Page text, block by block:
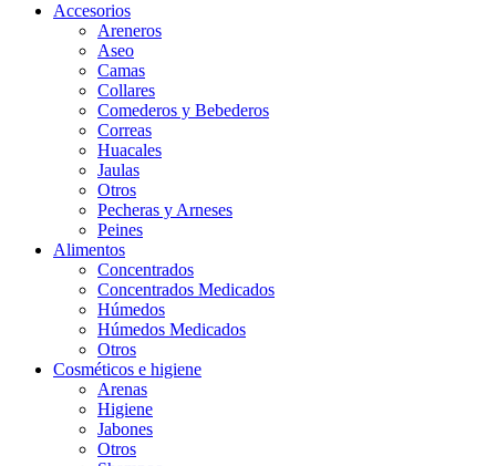
Accesorios
Areneros
Aseo
Camas
Collares
Comederos y Bebederos
Correas
Huacales
Jaulas
Otros
Pecheras y Arneses
Peines
Alimentos
Concentrados
Concentrados Medicados
Húmedos
Húmedos Medicados
Otros
Cosméticos e higiene
Arenas
Higiene
Jabones
Otros